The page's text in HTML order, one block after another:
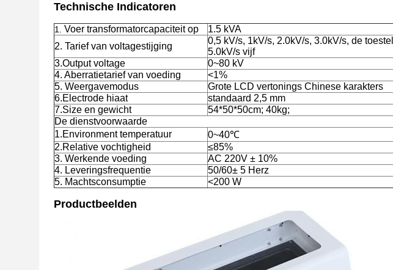
Technische Indicatoren
1. Voer transformatorcapaciteit op
1.5 kVA
2. Tarief van voltagestijging
0,5 kV/s, 1kV/s, 2.0kV/s, 3.0kV/s, de
5.0kV/s vijf
3.Output voltage
0~80 kV
4. Aberratietarief van voeding
<1%
5. Weergavemodus
Grote LCD vertonings Chinese karakters
6.Electrode hiaat
standaard 2,5 mm
7.Size en gewicht
54*50*50cm; 40kg;
De dienstvoorwaarde
1.Environment temperatuur
0~40℃
2.Relative vochtigheid
≤85%
3. Werkende voeding
AC 220V ± 10%
4. Leveringsfrequentie
50/60± 5 Herz
5. Machtsconsumptie
<200 W
Productbeelden